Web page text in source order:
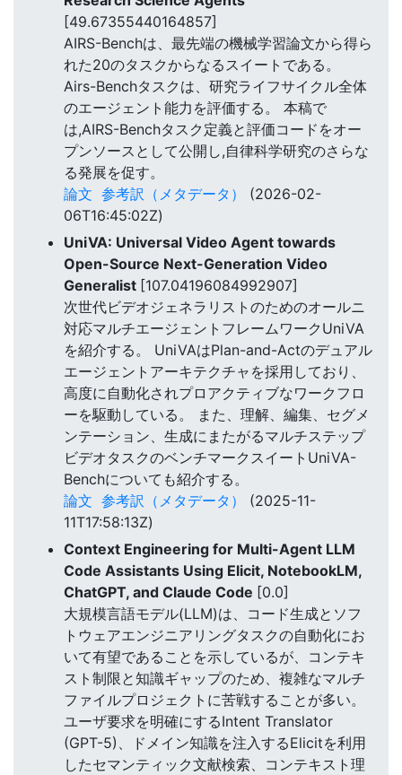
[49.67355440164857]
AIRS-Benchは、最先端の機械学習論文から得ら
れた20のタスクからなるスイートである。
Airs-Benchタスクは、研究ライフサイクル全体
のエージェント能力を評価する。 本稿で
は,AIRS-Benchタスク定義と評価コードをオー
プンソースとして公開し,自律科学研究のさらな
る発展を促す。
論文 参考訳（メタデータ）
(2026-02-
06T16:45:02Z)
UniVA: Universal Video Agent towards
Open-Source Next-Generation Video
Generalist [107.04196084992907]
次世代ビデオジェネラリストのためのオールニ
対応マルチエージェントフレームワークUniVA
を紹介する。 UniVAはPlan-and-Actのデュアル
エージェントアーキテクチャを採用しており、
高度に自動化されプロアクティブなワークフロ
ーを駆動している。 また、理解、編集、セグメ
ンテーション、生成にまたがるマルチステップ
ビデオタスクのベンチマークスイートUniVA-
Benchについても紹介する。
論文 参考訳（メタデータ）
(2025-11-
11T17:58:13Z)
Context Engineering for Multi-Agent LLM
Code Assistants Using Elicit, NotebookLM,
ChatGPT, and Claude Code [0.0]
大規模言語モデル(LLM)は、コード生成とソフ
トウェアエンジニアリングタスクの自動化にお
いて有望であることを示しているが、コンテキ
スト制限と知識ギャップのため、複雑なマルチ
ファイルプロジェクトに苦戦することが多い。
ユーザ要求を明確にするIntent Translator
(GPT-5)、ドメイン知識を注入するElicitを利用
したセマンティック文献検索、コンテキスト理